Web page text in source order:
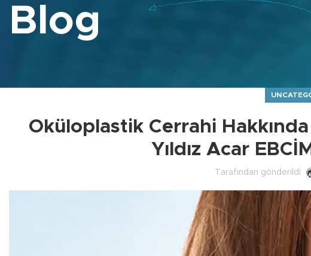
Blog
Oküloplastik Cerrahi
Yıldız Acar
Tarafından gönderildi